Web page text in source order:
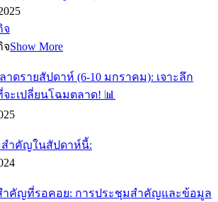
จ
จShow More
าดรายสัปดาห์ (6-10 มกราคม): เจาะลึก
ะเปลี่ยนโฉมตลาด! 📊
สำคัญในสัปดาห์นี้:
ำคัญที่รอคอย: การประชุมสำคัญและข้อมูล